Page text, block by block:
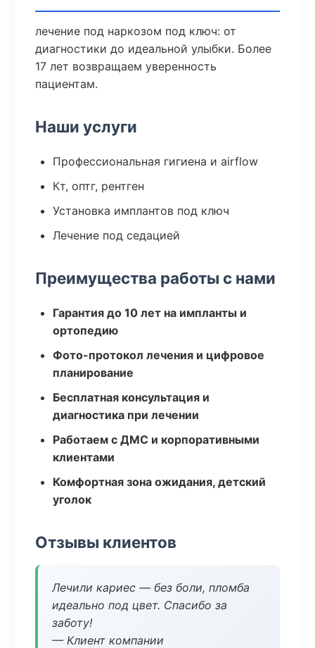
лечение под наркозом под ключ: от
диагностики до идеальной улыбки. Более
17 лет возвращаем уверенность
пациентам.
Наши услуги
Профессиональная гигиена и airflow
Кт, оптг, рентген
Установка имплантов под ключ
Лечение под седацией
Преимущества работы с нами
Гарантия до 10 лет на импланты и
ортопедию
Фото-протокол лечения и цифровое
планирование
Бесплатная консультация и
диагностика при лечении
Работаем с ДМС и корпоративными
клиентами
Комфортная зона ожидания, детский
уголок
Отзывы клиентов
Лечили кариес — без боли, пломба
идеально под цвет. Спасибо за
заботу!
— Клиент компании